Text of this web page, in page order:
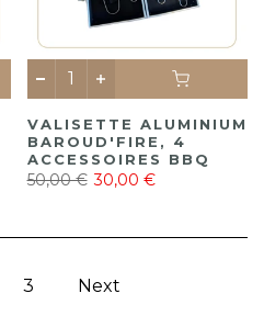
VALISETTE ALUMINIUM
BAROUD'FIRE, 4
ACCESSOIRES BBQ
50,00 € 30,00 €
3 Next